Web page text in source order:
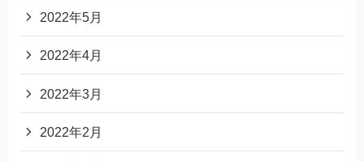
2022年5月
2022年4月
2022年3月
2022年2月